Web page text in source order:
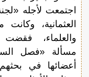
اجتمعت لأجله
العثمانية،
والعلماء،
مسألة «فصل
أعضائها في